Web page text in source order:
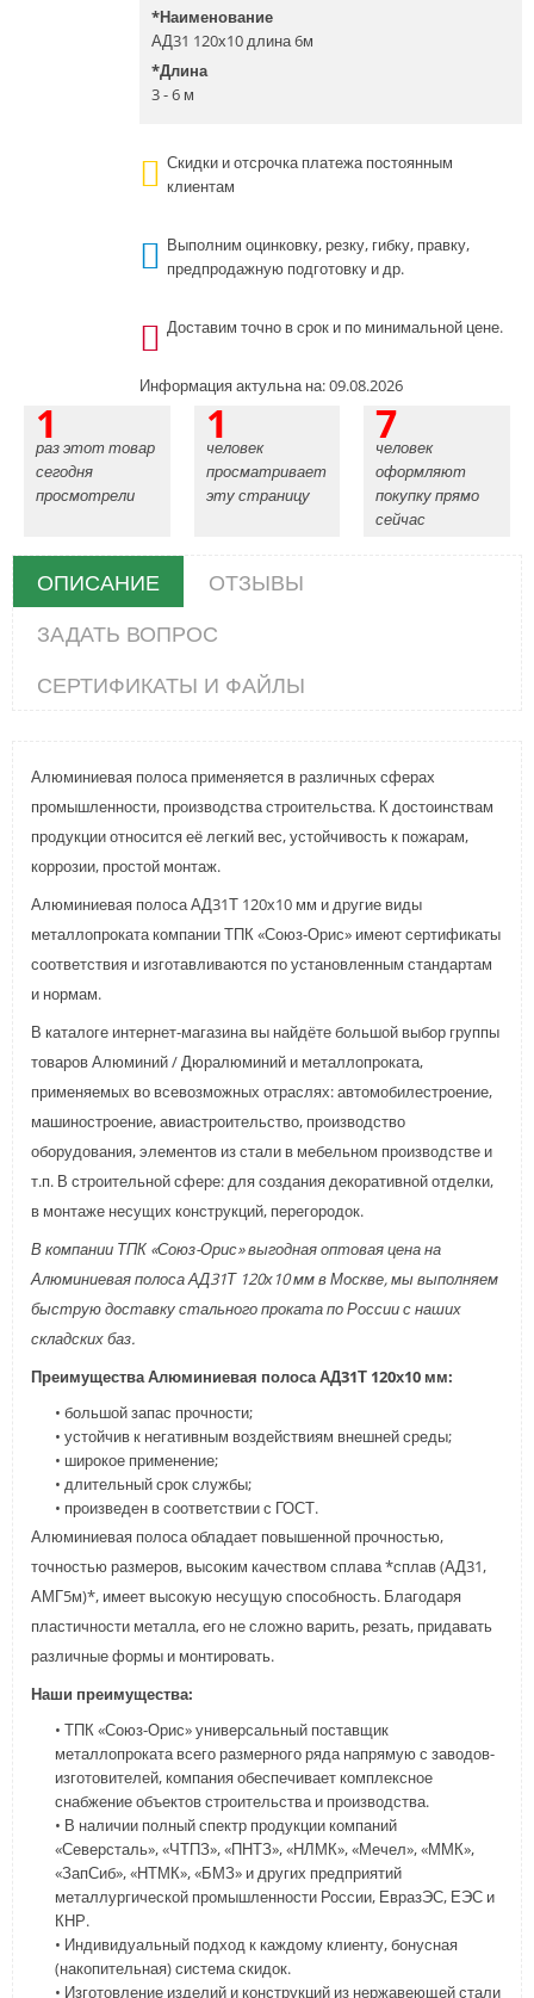
*Наименование
АД31 120х10 длина 6м
*Длина
3 - 6 м
Скидки и отсрочка платежа постоянным
клиентам
Выполним оцинковку, резку, гибку, правку,
предпродажную подготовку и др.
Доставим точно в срок и по минимальной цене.
Информация актульна на: 09.08.2026
1
раз этот товар
сегодня
просмотрели
1
человек
просматривает
эту страницу
7
человек
оформляют
покупку прямо
сейчас
ОПИСАНИЕ
ОТЗЫВЫ
ЗАДАТЬ ВОПРОС
СЕРТИФИКАТЫ И ФАЙЛЫ
Алюминиевая полоса применяется в различных сферах
промышленности, производства строительства. К достоинствам
продукции относится её легкий вес, устойчивость к пожарам,
коррозии, простой монтаж.
Алюминиевая полоса АД31Т 120х10 мм и другие виды
металлопроката компании ТПК «Союз-Орис» имеют сертификаты
соответствия и изготавливаются по установленным стандартам
и нормам.
В каталоге интернет-магазина вы найдёте большой выбор группы
товаров Алюминий / Дюралюминий и металлопроката,
применяемых во всевозможных отраслях: автомобилестроение,
машиностроение, авиастроительство, производство
оборудования, элементов из стали в мебельном производстве и
т.п. В строительной сфере: для создания декоративной отделки,
в монтаже несущих конструкций, перегородок.
В компании ТПК «Союз-Орис» выгодная оптовая цена на
Алюминиевая полоса АД31Т 120х10 мм в Москве, мы выполняем
быструю доставку стального проката по России с наших
складских баз.
Преимущества Алюминиевая полоса АД31Т 120х10 мм:
• большой запас прочности;
• устойчив к негативным воздействиям внешней среды;
• широкое применение;
• длительный срок службы;
• произведен в соответствии с ГОСТ.
Алюминиевая полоса обладает повышенной прочностью,
точностью размеров, высоким качеством сплава *сплав (АД31,
АМГ5м)*, имеет высокую несущую способность. Благодаря
пластичности металла, его не сложно варить, резать, придавать
различные формы и монтировать.
Наши преимущества:
• ТПК «Союз-Орис» универсальный поставщик
металлопроката всего размерного ряда напрямую с заводов-
изготовителей, компания обеспечивает комплексное
снабжение объектов строительства и производства.
• В наличии полный спектр продукции компаний
«Северсталь», «ЧТПЗ», «ПНТЗ», «НЛМК», «Мечел», «ММК»,
«ЗапСиб», «НТМК», «БМЗ» и других предприятий
металлургической промышленности России, ЕвразЭС, ЕЭС и
КНР.
• Индивидуальный подход к каждому клиенту, бонусная
(накопительная) система скидок.
• Изготовление изделий и конструкций из нержавеющей стали